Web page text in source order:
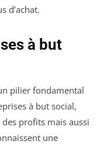
d’achat.
à but
pilier fondamental
à but social,
profits mais aussi
une